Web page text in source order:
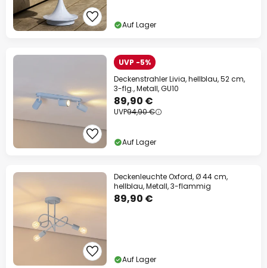
Auf Lager
UVP -5%
Deckenstrahler Livia, hellblau, 52 cm,
3-flg., Metall, GU10
89,90 €
UVP94,90 €
Auf Lager
Deckenleuchte Oxford, Ø 44 cm,
hellblau, Metall, 3-flammig
89,90 €
Auf Lager